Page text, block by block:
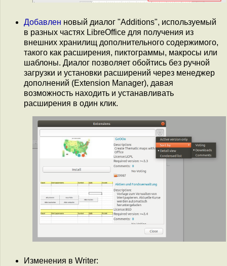
Добавлен новый диалог "Additions", используемый
в разных частях LibreOffice для получения из
внешних хранилищ дополнительного содержимого,
такого как расширения, пиктограммы, макросы или
шаблоны. Диалог позволяет обойтись без ручной
загрузки и установки расширений через менеджер
дополнений (Extension Manager), давая
возможность находить и устанавливать
расширения в один клик.
Изменения в Writer: